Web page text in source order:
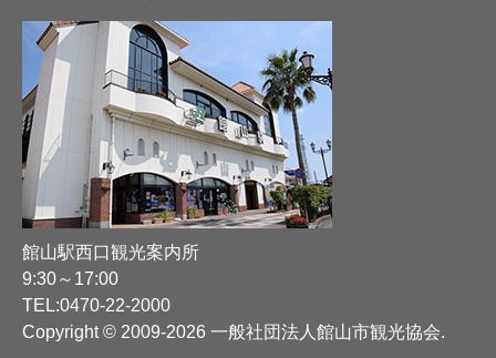
館山駅西口観光案内所
9:30～17:00
TEL:0470-22-2000
Copyright © 2009-2026 一般社団法人館山市観光協会.